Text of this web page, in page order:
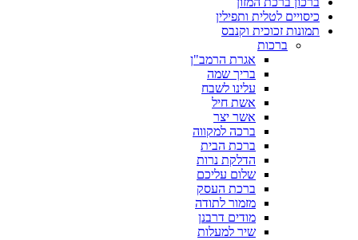
כיסויים לטלית ותפילין
תמונות זכוכית וקנבס
ברכות
אגרת הרמב"ן
בריך שמה
עלינו לשבח
אשת חיל
אשר יצר
ברכה למקווה
ברכת הבית
הדלקת נרות
שלום עליכם
ברכת העסק
מזמור לתודה
מודים דרבנן
שיר למעלות